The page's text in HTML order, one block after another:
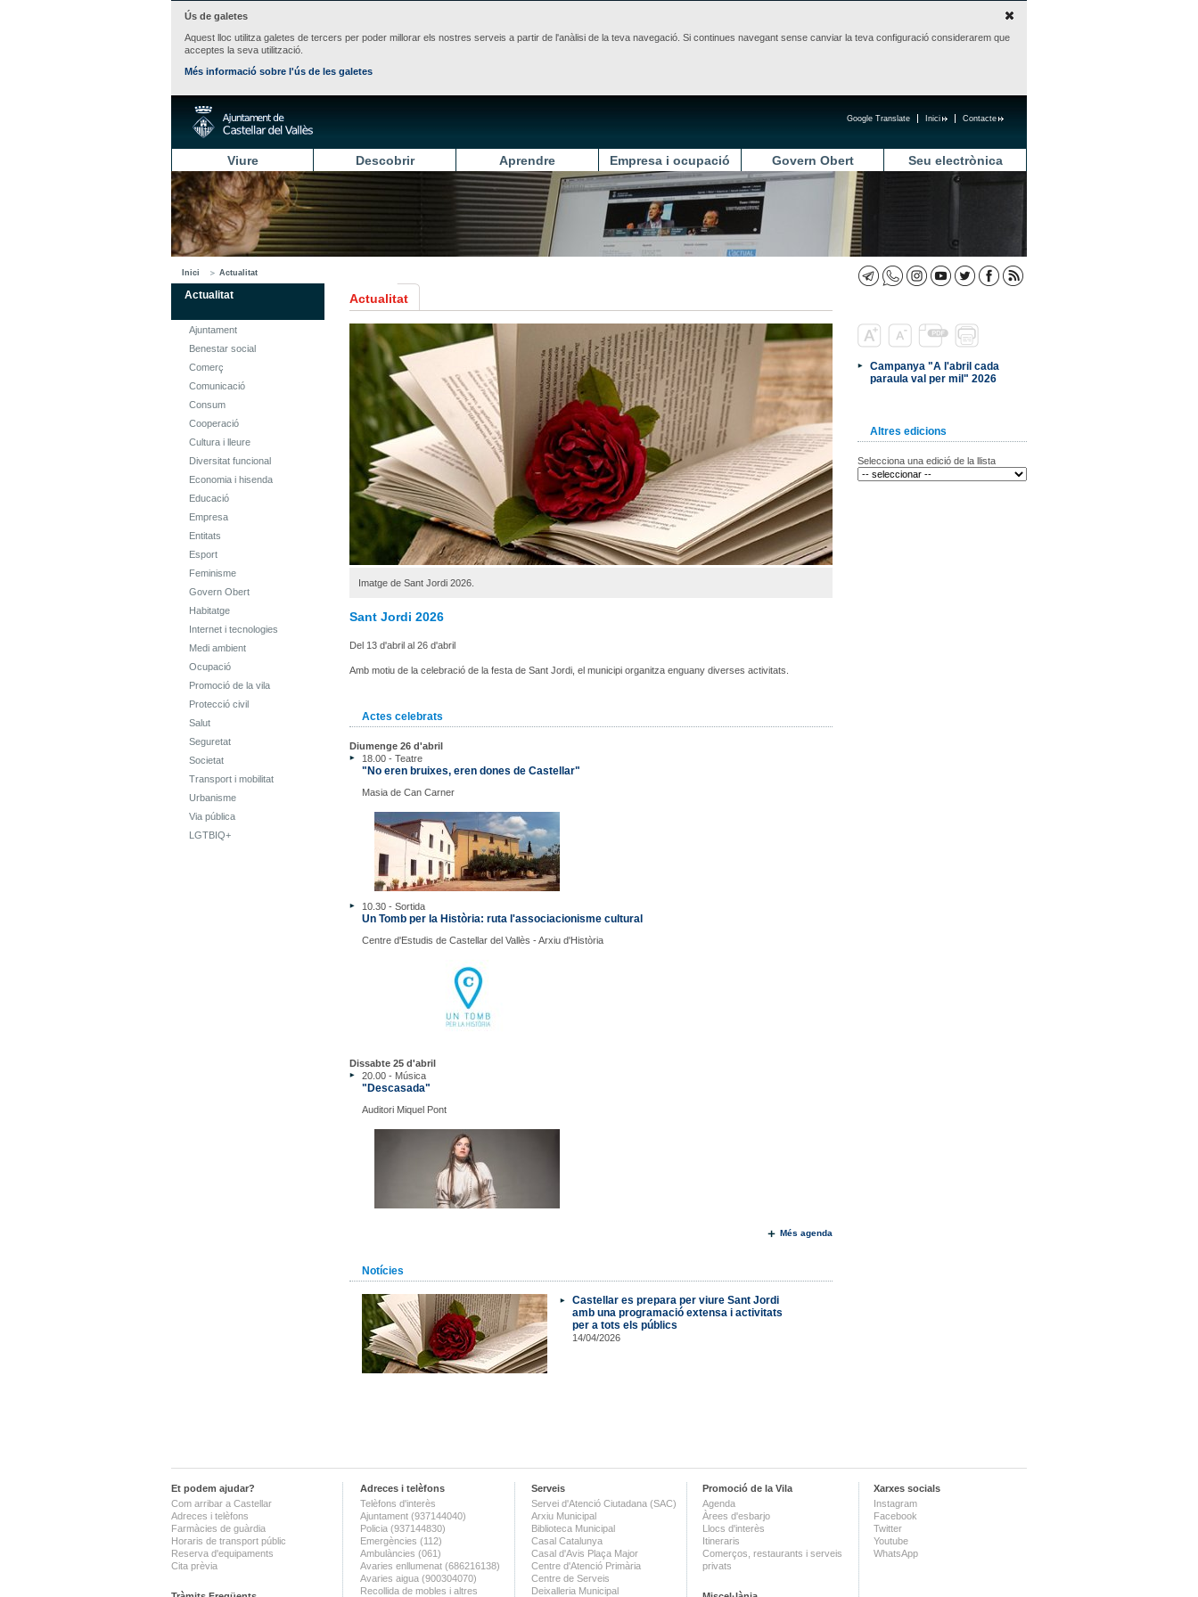
Ús de galetes
Aquest lloc utilitza galetes de tercers per poder millorar els nostres serveis a partir de l'anàlisi de la teva navegació. Si continues navegant sense canviar la teva configuració considerarem que
acceptes la seva utilització.
Més informació sobre l'ús de les galetes
Contacte
Inici
Google Translate
Viure Descobrir Aprendre Empresa i ocupació Govern Obert Seu electrònica
Inici Actualitat
Actualitat
Ajuntament
Benestar social
Comerç
Comunicació
Consum
Cooperació
Cultura i lleure
Diversitat funcional
Economia i hisenda
Educació
Empresa
Entitats
Esport
Feminisme
Govern Obert
Habitatge
Internet i tecnologies
Medi ambient
Ocupació
Promoció de la vila
Protecció civil
Salut
Seguretat
Societat
Transport i mobilitat
Urbanisme
Via pública
LGTBIQ+
Actualitat
Imatge de Sant Jordi 2026.
Sant Jordi 2026
Del 13 d'abril al 26 d'abril
Amb motiu de la celebració de la festa de Sant Jordi, el municipi organitza enguany diverses activitats.
Actes celebrats
Diumenge 26 d'abril
18.00 - Teatre
"No eren bruixes, eren dones de Castellar"
Masia de Can Carner
10.30 - Sortida
Un Tomb per la Història: ruta l'associacionisme cultural
Centre d'Estudis de Castellar del Vallès - Arxiu d'Història
Dissabte 25 d'abril
20.00 - Música
"Descasada"
Auditori Miquel Pont
Més agenda
Notícies
Castellar es prepara per viure Sant Jordi
amb una programació extensa i activitats
per a tots els públics
14/04/2026
Campanya "A l'abril cada
paraula val per mil" 2026
Altres edicions
Selecciona una edició de la llista
Et podem ajudar?
Com arribar a Castellar
Adreces i telèfons
Farmàcies de guàrdia
Horaris de transport públic
Reserva d'equipaments
Cita prèvia
Adreces i telèfons
Telèfons d'interès
Ajuntament (937144040)
Policia (937144830)
Emergències (112)
Ambulàncies (061)
Avaries enllumenat (686216138)
Avaries aigua (900304070)
Recollida de mobles i altres
Serveis
Servei d'Atenció Ciutadana (SAC)
Arxiu Municipal
Biblioteca Municipal
Casal Catalunya
Casal d'Avis Plaça Major
Centre d'Atenció Primària
Centre de Serveis
Deixalleria Municipal
Promoció de la Vila
Agenda
Àrees d'esbarjo
Llocs d'interès
Itineraris
Comerços, restaurants i serveis
privats
Xarxes socials
Instagram
Facebook
Twitter
Youtube
WhatsApp